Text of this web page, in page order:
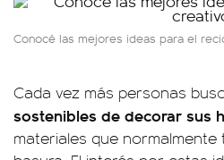
Conocé las mejores ideas para el
Cada vez más personas
sostenibles de decorar sus
materiales que normalmente